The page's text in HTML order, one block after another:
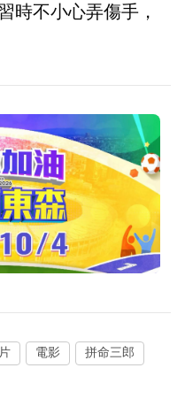
時不小心弄傷手，
電影 拼命三郎